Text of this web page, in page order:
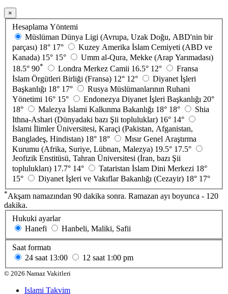
×
Hesaplama Yöntemi
Müslüman Dünya Ligi (Avrupa, Uzak Doğu, ABD'nin bir
parçası) 18° 17°
Kuzey Amerika İslam Cemiyeti (ABD ve
Kanada) 15° 15°
Umm al-Qura, Mekke (Arap Yarımadası)
18.5° 90* Londra Merkez Camii 16.5° 12°
Fransa
İslam Örgütleri Birliği (Fransa) 12° 12°
Diyanet İşleri
Başkanlığı 18° 17°
Rusya Müslümanlarının Ruhani
Yönetimi 16° 15° Endonezya Diyanet İşleri Başkanlığı 20°
18°
Malezya İslami Kalkınma Bakanlığı 18° 18°
Shia
Ithna-Ashari (Dünyadaki bazı Şii topluluklar) 16° 14°
İslami İlimler Üniversitesi, Karaçi (Pakistan, Afganistan,
Bangladeş, Hindistan) 18° 18°
Mısır Genel Araştırma
Kurumu (Afrika, Suriye, Lübnan, Malezya) 19.5° 17.5°
Jeofizik Enstitüsü, Tahran Üniversitesi (İran, bazı Şii
toplulukları) 17.7° 14° Tataristan İslam Dini Merkezi 18°
15°
Diyanet İşleri ve Vakıflar Bakanlığı (Cezayir) 18° 17°
*Akşam namazından 90 dakika sonra. Ramazan ayı boyunca - 120
dakika.
Hukuki ayarlar
Hanefi
Hanbeli, Maliki, Safii
Saat formatı
24 saat 13:00 12 saat 1:00 pm
© 2026 Namaz Vakitleri
Islami Takvim